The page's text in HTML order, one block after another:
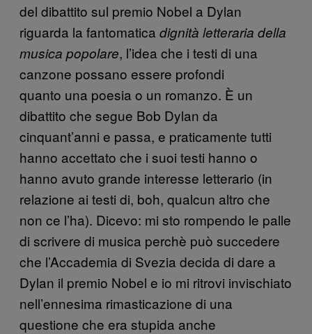
del dibattito sul premio Nobel a Dylan
riguarda la fantomatica dignità letteraria della
musica popolare, l’idea che i testi di una
canzone possano essere profondi
quanto una poesia o un romanzo. È un
dibattito che segue Bob Dylan da
cinquant’anni e passa, e praticamente tutti
hanno accettato che i suoi testi hanno o
hanno avuto grande interesse letterario (in
relazione ai testi di, boh, qualcun altro che
non ce l’ha). Dicevo: mi sto rompendo le palle
di scrivere di musica perchè può succedere
che l’Accademia di Svezia decida di dare a
Dylan il premio Nobel e io mi ritrovi invischiato
nell’ennesima rimasticazione di una
questione che era stupida anche